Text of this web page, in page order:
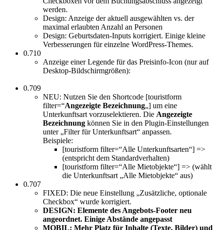
werden.
Design: Anzeige der aktuell ausgewählten vs. der
maximal erlaubten Anzahl an Personen
Design: Geburtsdaten-Inputs korrigiert. Einige kleine
Verbesserungen für einzelne WordPress-Themes.
0.710
Anzeige einer Legende für das Preisinfo-Icon (nur auf
Desktop-Bildschirmgrößen):
0.709
NEU: Nutzen Sie den Shortcode [touristform
filter=“Angezeigte Bezeichnung„] um eine
Unterkunftsart vorzuselektieren. Die Angezeigte
Bezeichnung können Sie in den Plugin-Einstellungen
unter „Filter für Unterkunftsart“ anpassen.
Beispiele:
[touristform filter=“Alle Unterkunftsarten“] =>
(entspricht dem Standardverhalten)
[touristform filter=“Alle Mietobjekte“] => (wählt
die Unterkunftsart „Alle Mietobjekte“ aus)
0.707
FIXED: Die neue Einstellung „Zusätzliche, optionale
Checkbox“ wurde korrigiert.
DESIGN: Elemente des Angebots-Footer neu
angeordnet. Einige Abstände angepasst
MOBIL: Mehr Platz für Inhalte (Texte, Bilder) und